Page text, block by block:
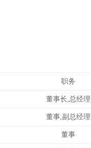
职务
董事长,总经理
董事,副总经理
董事